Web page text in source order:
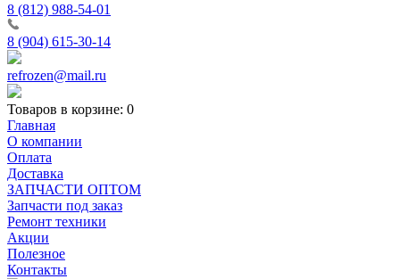
8 (812) 988-54-01
8 (904) 615-30-14
refrozen@mail.ru
Товаров в корзине: 0
Главная
О компании
Оплата
Доставка
ЗАПЧАСТИ ОПТОМ
Запчасти под заказ
Ремонт техники
Акции
Полезное
Контакты